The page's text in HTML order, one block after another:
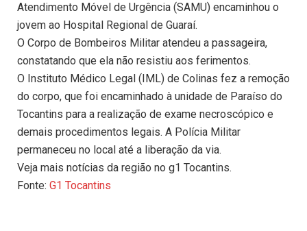
Atendimento Móvel de Urgência (SAMU) encaminhou o
jovem ao Hospital Regional de Guaraí.
O Corpo de Bombeiros Militar atendeu a passageira,
constatando que ela não resistiu aos ferimentos.
O Instituto Médico Legal (IML) de Colinas fez a remoção
do corpo, que foi encaminhado à unidade de Paraíso do
Tocantins para a realização de exame necroscópico e
demais procedimentos legais. A Polícia Militar
permaneceu no local até a liberação da via.
Veja mais notícias da região no g1 Tocantins.
Fonte: G1 Tocantins